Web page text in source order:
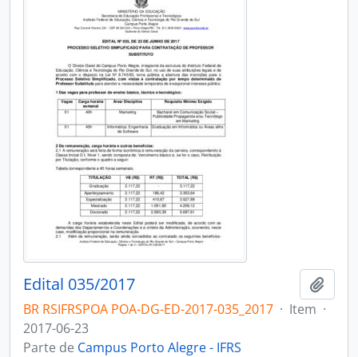
Edital 035/2017
BR RSIFRSPOA POA-DG-ED-2017-035_2017 · Item ·
2017-06-23
Parte de Campus Porto Alegre - IFRS